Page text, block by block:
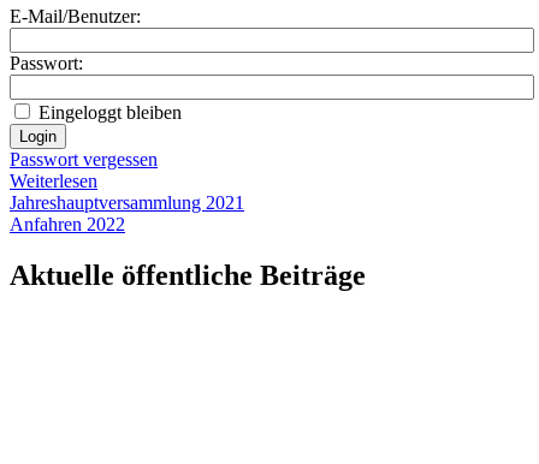
E-Mail/Benutzer:
Passwort:
Eingeloggt bleiben
Passwort vergessen
Weiterlesen
Beitragsnavigation
Jahreshauptversammlung 2021
Anfahren 2022
Aktuelle öffentliche Beiträge